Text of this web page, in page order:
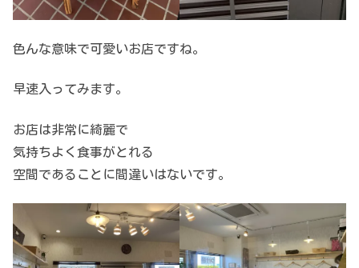
色んな意味で可愛いお店ですね。
早速入ってみます。
お店は非常に綺麗で
気持ちよく食事がとれる
空間であることに間違いはないです。